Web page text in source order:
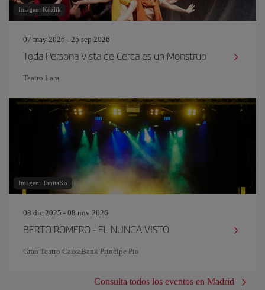
Imagen: Kozlik
07 may 2026 - 25 sep 2026
Toda Persona Vista de Cerca es un Monstruo
Teatro Lara
Imagen: TanitaKo
08 dic 2025 - 08 nov 2026
BERTO ROMERO - EL NUNCA VISTO
Gran Teatro CaixaBank Príncipe Pío
Consulta todos los eventos en Madrid